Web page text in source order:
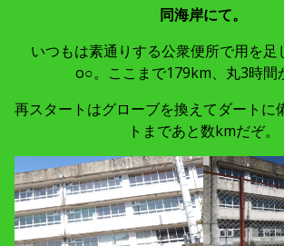
同海岸にて。
いつもは素通りする公衆便所で用を足
o○。ここまで179km、丸3時間
再スタートはグローブを換えてダートに
トまであと数kmだぞ。